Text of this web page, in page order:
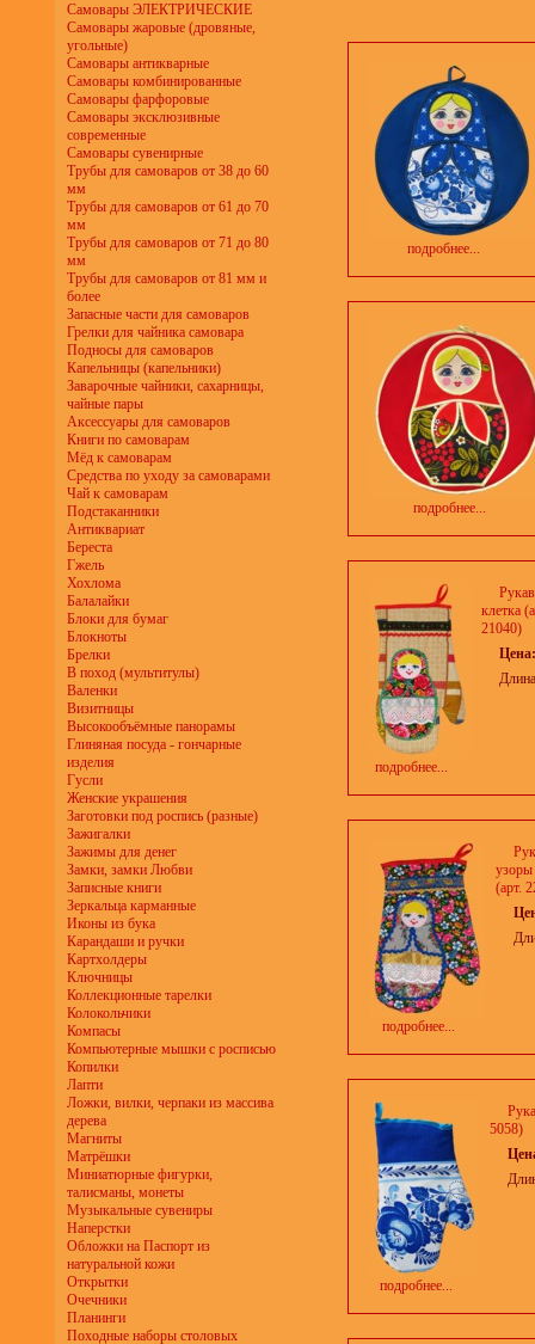
Самовары ЭЛЕКТРИЧЕСКИЕ
Самовары жаровые (дровяные,
угольные)
Самовары антикварные
Самовары комбинированные
Самовары фарфоровые
Самовары эксклюзивные
современные
Самовары сувенирные
Трубы для самоваров от 38 до 60
мм
Трубы для самоваров от 61 до 70
мм
Трубы для самоваров от 71 до 80
мм
Трубы для самоваров от 81 мм и
более
Запасные части для самоваров
Грелки для чайника самовара
Подносы для самоваров
Капельницы (капельники)
Заварочные чайники, сахарницы,
чайные пары
Аксессуары для самоваров
Книги по самоварам
Мёд к самоварам
Средства по уходу за самоварами
Чай к самоварам
Подстаканники
Антиквариат
Береста
Гжель
Хохлома
Балалайки
Блоки для бумаг
Блокноты
Брелки
В поход (мультитулы)
Валенки
Визитницы
Высокообъёмные панорамы
Глиняная посуда - гончарные
изделия
Гусли
Женские украшения
Заготовки под роспись (разные)
Зажигалки
Зажимы для денег
Замки, замки Любви
Записные книги
Зеркальца карманные
Иконы из бука
Карандаши и ручки
Картхолдеры
Ключницы
Коллекционные тарелки
Колокольчики
Компасы
Компьютерные мышки с росписью
Копилки
Лапти
Ложки, вилки, черпаки из массива
дерева
Магниты
Матрёшки
Миниатюрные фигурки,
талисманы, монеты
Музыкальные сувениры
Наперстки
Обложки на Паспорт из
натуральной кожи
Открытки
Очечники
Планинги
Походные наборы столовых
подробнее...
подробнее...
подробнее...
клетка
21040)
подробнее...
узоры
(арт.
подробнее...
5058)